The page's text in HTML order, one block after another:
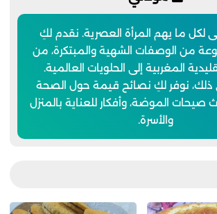
لكل ما يهم المرأة العصرية. نقدم لكِ
من الوصفات الشهية والمبتكرة، من
المغربية إلى الحلويات العالمية.
ذلك، نوفر لكِ نصائح قيمة حول الصحة
صيحات الموضة، وأفكار للعناية بالمنزل
والأسرة.